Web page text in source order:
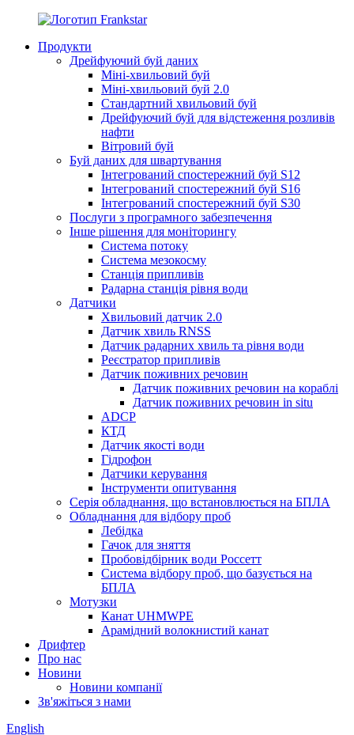
Продукти
Дрейфуючий буй даних
Міні-хвильовий буй
Міні-хвильовий буй 2.0
Стандартний хвильовий буй
Дрейфуючий буй для відстеження розливів
нафти
Вітровий буй
Буй даних для швартування
Інтегрований спостережний буй S12
Інтегрований спостережний буй S16
Інтегрований спостережний буй S30
Послуги з програмного забезпечення
Інше рішення для моніторингу
Система потоку
Система мезокосму
Станція припливів
Радарна станція рівня води
Датчики
Хвильовий датчик 2.0
Датчик хвиль RNSS
Датчик радарних хвиль та рівня води
Реєстратор припливів
Датчик поживних речовин
Датчик поживних речовин на кораблі
Датчик поживних речовин in situ
ADCP
КТД
Датчик якості води
Гідрофон
Датчики керування
Інструменти опитування
Серія обладнання, що встановлюється на БПЛА
Обладнання для відбору проб
Лебідка
Гачок для зняття
Пробовідбірник води Россетт
Система відбору проб, що базується на
БПЛА
Мотузки
Канат UHMWPE
Арамідний волокнистий канат
Дрифтер
Про нас
Новини
Новини компанії
Зв'яжіться з нами
English